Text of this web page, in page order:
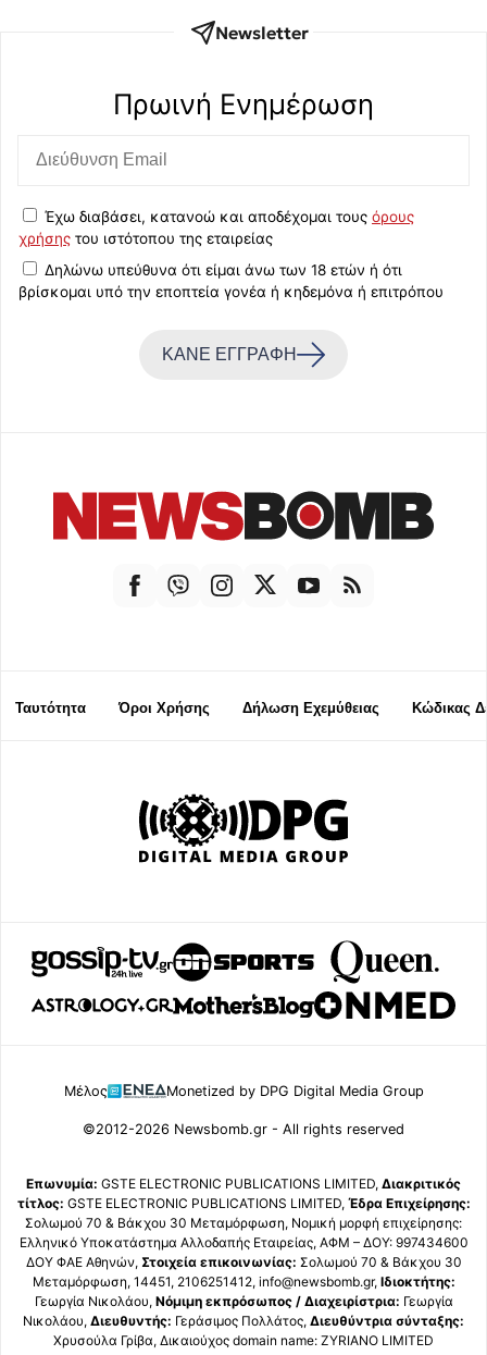
Newsletter
Πρωινή Eνημέρωση
Έχω διαβάσει, κατανοώ και αποδέχομαι τους όρους
χρήσης του ιστότοπου της εταιρείας
Δηλώνω υπεύθυνα ότι είμαι άνω των 18 ετών ή ότι
βρίσκομαι υπό την εποπτεία γονέα ή κηδεμόνα ή επιτρόπου
ΚΑΝΕ ΕΓΓΡΑΦΗ
Ταυτότητα Όροι Χρήσης Δήλωση Εχεμύθειας Κώδικας
Μέλος Monetized by DPG Digital Media Group
©2012-2026 Newsbomb.gr - All rights reserved
Επωνυμία: GSTE ELECTRONIC PUBLICATIONS LIMITED, Διακριτικός
τίτλος: GSTE ELECTRONIC PUBLICATIONS LIMITED, Έδρα Επιχείρησης:
Σολωμού 70 & Βάκχου 30 Μεταμόρφωση, Νομική μορφή επιχείρησης:
Ελληνικό Υποκατάστημα Αλλοδαπής Εταιρείας, ΑΦΜ – ΔΟΥ: 997434600
ΔΟΥ ΦΑΕ Αθηνών, Στοιχεία επικοινωνίας: Σολωμού 70 & Βάκχου 30
Μεταμόρφωση, 14451, 2106251412, info@newsbomb.gr, Ιδιοκτήτης:
Γεωργία Νικολάου, Νόμιμη εκπρόσωπος / Διαχειρίστρια: Γεωργία
Νικολάου, Διευθυντής: Γεράσιμος Πολλάτος, Διευθύντρια σύνταξης:
Χρυσούλα Γρίβα, Δικαιούχος domain name: ZYRIANO LIMITED